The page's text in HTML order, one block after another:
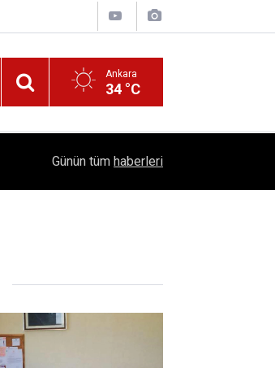
Ankara
34 °C
1504 Kep, Tek Bir Hedef: Bilim Kenti Çubuk
Günün tüm haberleri